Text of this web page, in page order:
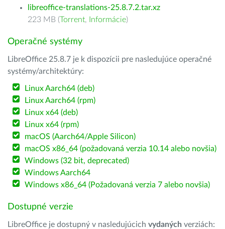
libreoffice-translations-25.8.7.2.tar.xz
223 MB (Torrent, Informácie)
Operačné systémy
LibreOffice 25.8.7 je k dispozícii pre nasledujúce operačné
systémy/architektúry:
Linux Aarch64 (deb)
Linux Aarch64 (rpm)
Linux x64 (deb)
Linux x64 (rpm)
macOS (Aarch64/Apple Silicon)
macOS x86_64 (požadovaná verzia 10.14 alebo novšia)
Windows (32 bit, deprecated)
Windows Aarch64
Windows x86_64 (Požadovaná verzia 7 alebo novšia)
Dostupné verzie
LibreOffice je dostupný v nasledujúcich vydaných verziách: